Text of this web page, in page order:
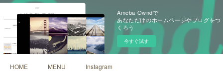
Ameba Owndで
あなただけのホームページやブログをつ
くろう
今すぐ試す
HOME MENU Instagram